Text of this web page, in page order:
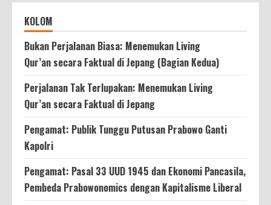
KOLOM
Bukan Perjalanan Biasa: Menemukan Living
Qur’an secara Faktual di Jepang (Bagian Kedua)
Perjalanan Tak Terlupakan: Menemukan Living
Qur’an secara Faktual di Jepang
Pengamat: Publik Tunggu Putusan Prabowo Ganti
Kapolri
Pengamat: Pasal 33 UUD 1945 dan Ekonomi Pancasila,
Pembeda Prabowonomics dengan Kapitalisme Liberal